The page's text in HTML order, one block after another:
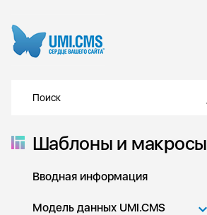
Шаблоны и макросы
Вводная информация
Модель данных UMI.CMS